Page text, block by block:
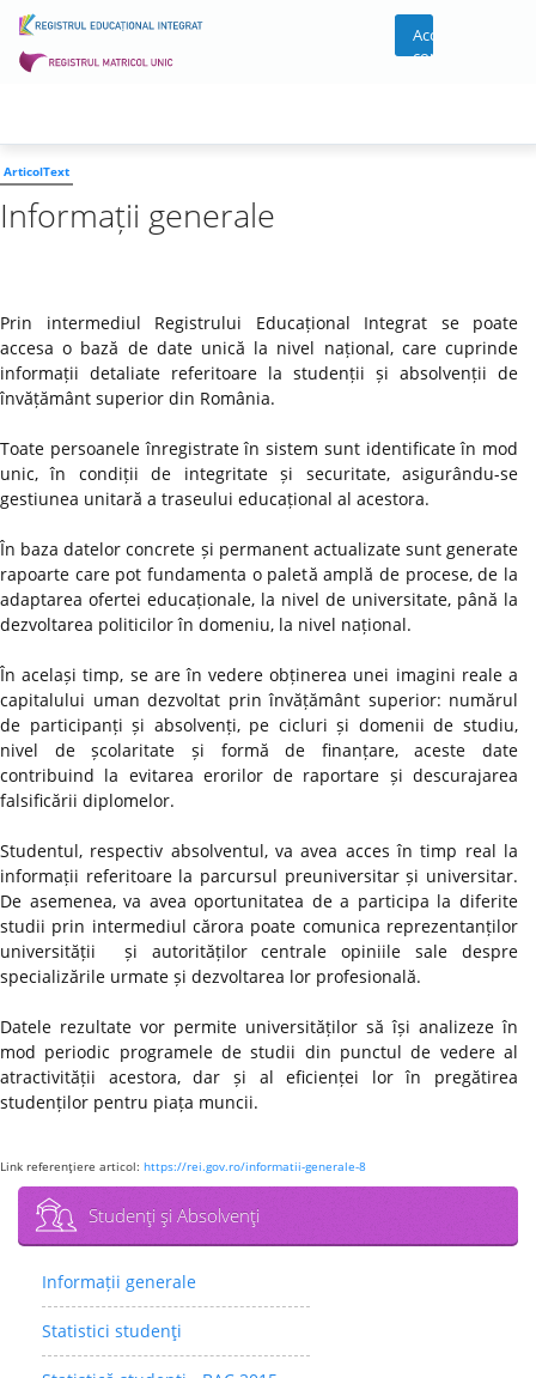
Acces
cont
ArticolText
Informații generale
Prin intermediul Registrului Educațional Integrat se poate
accesa o bază de date unică la nivel național, care cuprinde
informații detaliate referitoare la studenții și absolvenții de
învățământ superior din România.
Toate persoanele înregistrate în sistem sunt identificate în mod
unic, în condiții de integritate și securitate, asigurându-se
gestiunea unitară a traseului educațional al acestora.
În baza datelor concrete și permanent actualizate sunt generate
rapoarte care pot fundamenta o paletă amplă de procese, de la
adaptarea ofertei educaționale, la nivel de universitate, până la
dezvoltarea politicilor în domeniu, la nivel național.
În același timp, se are în vedere obținerea unei imagini reale a
capitalului uman dezvoltat prin învățământ superior: numărul
de participanți și absolvenți, pe cicluri și domenii de studiu,
nivel de școlaritate și formă de finanțare, aceste date
contribuind la evitarea erorilor de raportare și descurajarea
falsificării diplomelor.
Studentul, respectiv absolventul, va avea acces în timp real la
informații referitoare la parcursul preuniversitar și universitar.
De asemenea, va avea oportunitatea de a participa la diferite
studii prin intermediul cărora poate comunica reprezentanților
universității și autorităților centrale opiniile sale despre
specializările urmate și dezvoltarea lor profesională.
Datele rezultate vor permite universităților să își analizeze în
mod periodic programele de studii din punctul de vedere al
atractivității acestora, dar și al eficienței lor în pregătirea
studenților pentru piața muncii.
Link referenţiere articol: https://rei.gov.ro/informatii-generale-8
Studenţi şi Absolvenţi
Informații generale
Statistici studenţi